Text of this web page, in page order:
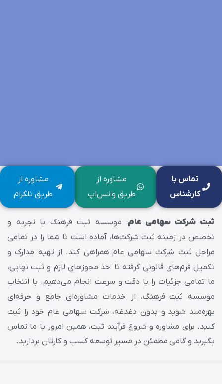
مشاوره از
طریق واتس‌اپ
مشاوره از
طریق تلگرام
تماس با
کارشناس
ثبت شرکت سهامی عام: موسسه ثبت فرهنگ با تجربه و
تخصص در زمینه ثبت شرکت‌ها، آماده است تا شما را در تمامی
مراحل ثبت شرکت سهامی عام همراهی کند. از تهیه مدارک و
تکمیل فرم‌های قانونی گرفته تا اخذ مجوزهای لازم و ثبت نهایی،
ما تمامی جزئیات را با دقت و سرعت انجام می‌دهیم. با انتخاب
موسسه ثبت فرهنگ، از خدمات مشاوره‌ای جامع و حرفه‌ای
بهره‌مند شوید و بدون دغدغه، شرکت سهامی عام خود را ثبت
کنید. برای مشاوره و شروع فرآیند ثبت، همین امروز با ما تماس
بگیرید و گامی مطمئن در مسیر توسعه کسب و کارتان بردارید.